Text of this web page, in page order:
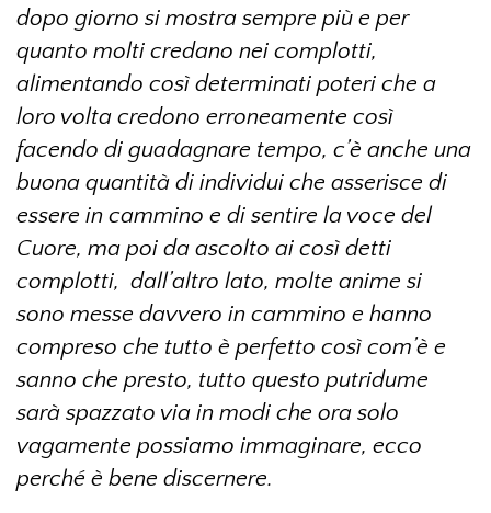
dopo giorno si mostra sempre più e per
quanto molti credano nei complotti,
alimentando così determinati poteri che a
loro volta credono erroneamente così
facendo di guadagnare tempo, c’è anche una
buona quantità di individui che asserisce di
essere in cammino e di sentire la voce del
Cuore, ma poi da ascolto ai così detti
complotti, dall’altro lato, molte anime si
sono messe davvero in cammino e hanno
compreso che tutto è perfetto così com’è e
sanno che presto, tutto questo putridume
sarà spazzato via in modi che ora solo
vagamente possiamo immaginare, ecco
perché è bene discernere.